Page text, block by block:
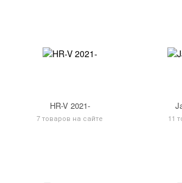
HR-V 2021-
7 товаров на сайте 11